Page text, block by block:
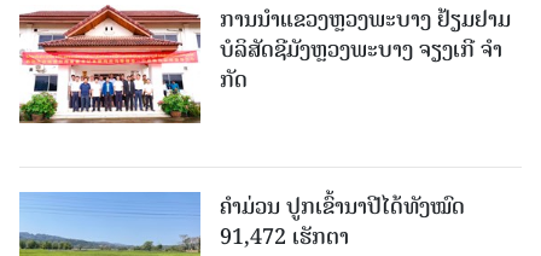
ການນຳແຂວງຫຼວງພະບາງ ຢ້ຽມ​ຢາມ
ບໍ​ລິ​ສັດຊີມັງຫຼວງພະບາງ ຈຽງເກີ ຈໍາ
ກັດ
ຄໍາມ່ວນ ປູກເຂົ້ານາປີໄດ້ທັງໝົດ
91,472 ເຮັກຕາ